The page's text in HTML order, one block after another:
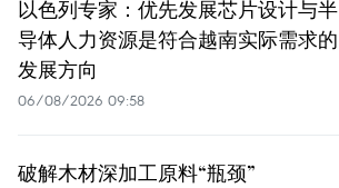
以色列专家：优先发展芯片设计与半
导体人力资源是符合越南实际需求的
发展方向
06/08/2026 09:58
破解木材深加工原料“瓶颈”